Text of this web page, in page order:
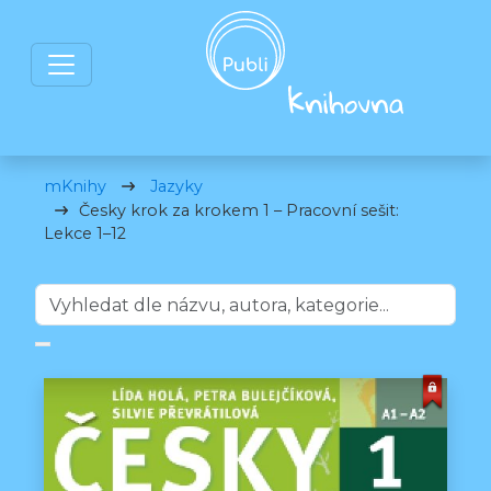
mKnihy
Jazyky
Česky krok za krokem 1 – Pracovní sešit:
Lekce 1–12